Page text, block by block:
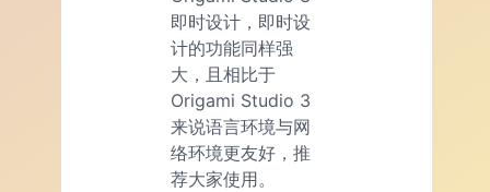
即时设计，即时设
计的功能同样强
大，且相比于
Origami Studio 3
来说语言环境与网
络环境更友好，推
荐大家使用。